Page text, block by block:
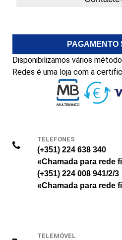
PAGAMENTO
Disponibilizamos vários
Redes é uma loja com a
TELEFONES
(+351) 224 638 340
«Chamada para rede
(+351) 224 008 941/2/3
«Chamada para rede
TELEMÓVEL